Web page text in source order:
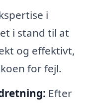
i
i stand til at
og effektivt,
for fejl.
Efter